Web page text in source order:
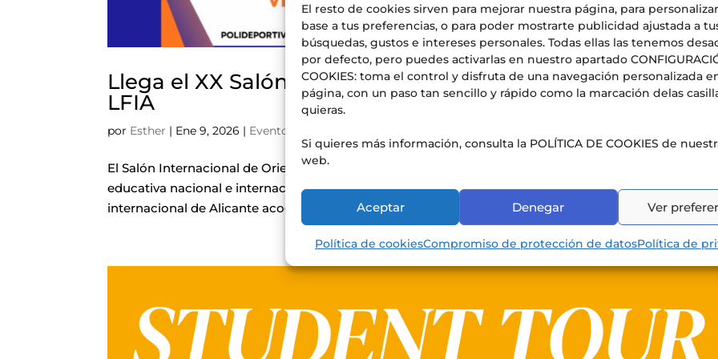
El resto de cookies sirven para mejorar nuestra página, para
base a tus preferencias, o para poder mostrarte publicidad ajustada a
búsquedas, gustos e intereses personales. Todas ellas las tenemos
por defecto, pero puedes activarlas en nuestro apartado
COOKIES: toma el control y disfruta de una navegación personalizada
página, con un paso tan sencillo y rápido como la marcación delas
quieras.
Si quieres más información, consulta la POLÍTICA DE COOKIES de
web.
Aceptar Denegar Ver
Política de cookiesCompromiso de protección de datosPolítica de
Llega el XX Salón Internacional de Estudios Superiores
LFIA
por Esther | Ene 9, 2026 | Eventos
El Salón Internacional de Orientación del Liceo francés de Alicante cumple 20 años con la mayor
educativa nacional e internacional de la provincia. El viernes 16 de enero de 2026, el Liceo francés
internacional de Alicante acoge el evento educativo más...